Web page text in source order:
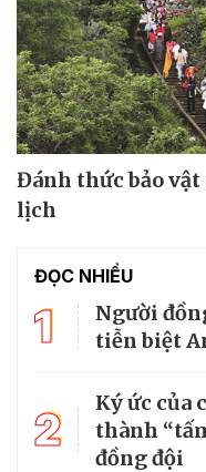
Đánh thức bảo vật
lịch
ĐỌC NHIỀU
1
Người
tiễn biệt
2
Ký ức của
thành
đồng đội